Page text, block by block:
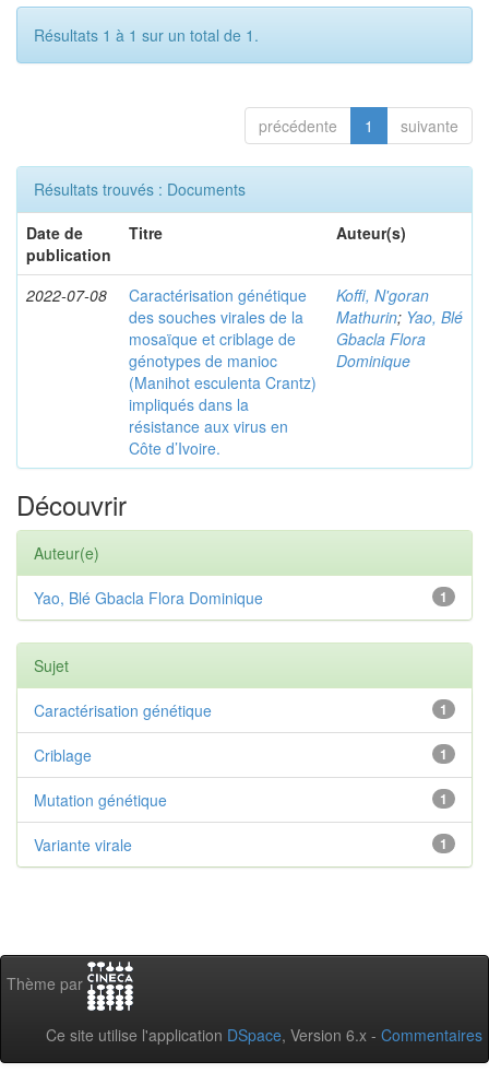
Résultats 1 à 1 sur un total de 1.
précédente 1 suivante
Résultats trouvés : Documents
Date de
publication
Titre Auteur(s)
2022-07-08
Caractérisation génétique
des souches virales de la
mosaïque et criblage de
génotypes de manioc
(Manihot esculenta Crantz)
impliqués dans la
résistance aux virus en
Côte d’Ivoire.
Koffi, N'goran
Mathurin; Yao, Blé
Gbacla Flora
Dominique
Découvrir
Auteur(e)
1
Yao, Blé Gbacla Flora Dominique
Sujet
1
Caractérisation génétique
1
Criblage
1
Mutation génétique
1
Variante virale
Thème par
Ce site utilise l'application DSpace, Version 6.x - Commentaires